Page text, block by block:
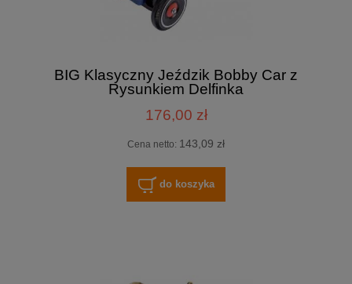
BIG Klasyczny Jeździk Bobby Car z
Rysunkiem Delfinka
176,00 zł
Cena netto: 143,09 zł
do koszyka